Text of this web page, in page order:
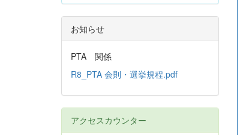
お知らせ
PTA 関係
R8_PTA 会則・選挙規程.pdf
アクセスカウンター